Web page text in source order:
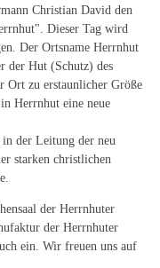
Christian David den
Dieser Tag wird
Der Ortsname Herrnhut
der Hut (Schutz) des
Ort zu erstaunlicher Größe
Herrnhut eine neue
der Leitung der neu
starken christlichen
der Herrnhuter
der Herrnhuter
ein. Wir freuen uns auf